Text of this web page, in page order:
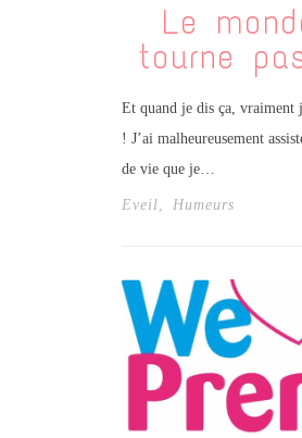
Le
tourne
Et quand je dis ça, vraiment
! J’ai malheureusement
de vie que je…
Eveil, Humeurs